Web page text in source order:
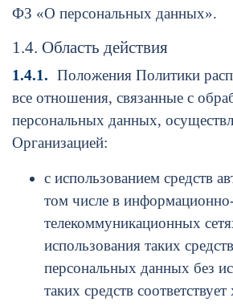
ФЗ «О персональных данных».
1.4. Область действия
1.4.1. Положения Политики
все отношения, связанные с
персональных данных,
Организацией:
с использованием средств
том числе в
телекоммуникационных
использования таких
персональных данных без
таких средств соответствует